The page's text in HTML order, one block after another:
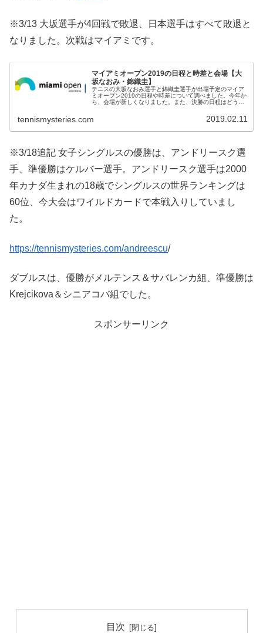
※3/13 大坂選手が4回戦で敗退、日本選手はすべて敗退と
なりました。次戦はマイアミです。
マイアミオープン2019の日程と時差と会場【大
坂なおみ・錦織圭】
テニスの大坂なおみ選手と錦織圭選手が出場予定のマイア
ミオープン2019の日程や時差について調べました。今年か
ら、会場が新しくなりました。また、決勝の日程はどうな
tennismysteries.com 2019.02.11
※3/18追記 女子シングルスの優勝は、アンドリースク選
手、準優勝はケルバー選手。アンドリースク選手は2000
年カナダ生まれの18歳でシングルスの世界ランキングは
60位、今大会はワイルドカードで本戦入りしていまし
た。
https://tennismysteries.com/andreescu/
ダブルスは、優勝がメルテンス＆サバレンカ組、準優勝は
Krejcikova＆シニアコバ組でした。
スポンサーリンク
目次